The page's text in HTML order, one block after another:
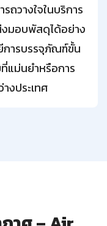
ถวางใจในบริการ
งมอบพัสดุได้อย่าง
การบรรจุภัณฑ์ขั้น
แม่นยำหรือการ
งประเทศ